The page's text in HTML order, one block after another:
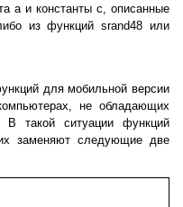
a и константы c, описанные
из функций srand48 или
для мобильной версии
не обладающих
В такой ситуации функций
заменяют следующие две